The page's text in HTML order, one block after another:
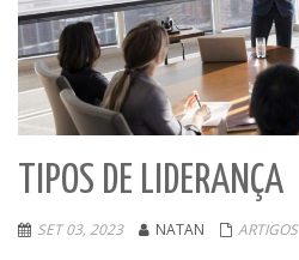
TIPOS DE LIDERANÇA
SET 03, 2023 NATAN ARTIGOS